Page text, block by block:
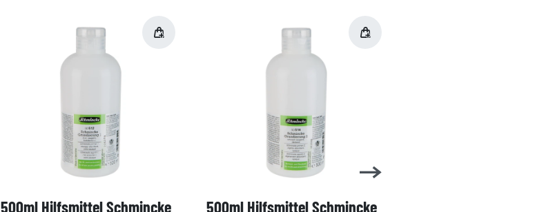
500ml Hilfsmittel Schmincke
500ml Hilfsmittel Schmincke